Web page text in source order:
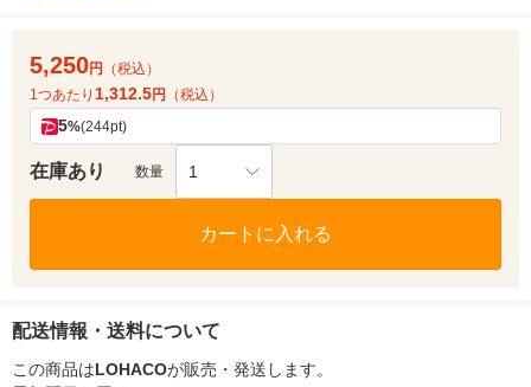
5,250円
（税込）
1つあたり 1,312.5円 （税込）
5%(244pt)
在庫あり 数量 1
カートに入れる
配送情報・送料について
この商品はLOHACOが販売・発送します。